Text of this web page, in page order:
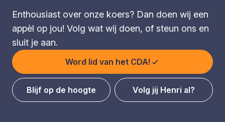
Enthousiast over onze koers? Dan doen wij een
appèl op jou! Volg wat wij doen, of steun ons en
sluit je aan.
Word lid van het CDA!
Blijf op de hoogte Volg jij Henri al?